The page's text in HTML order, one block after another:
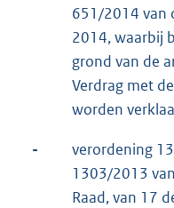
651/2014 van
2014, waarbij
grond van de
Verdrag met
worden
-
verordening
1303/2013
Raad, van 17